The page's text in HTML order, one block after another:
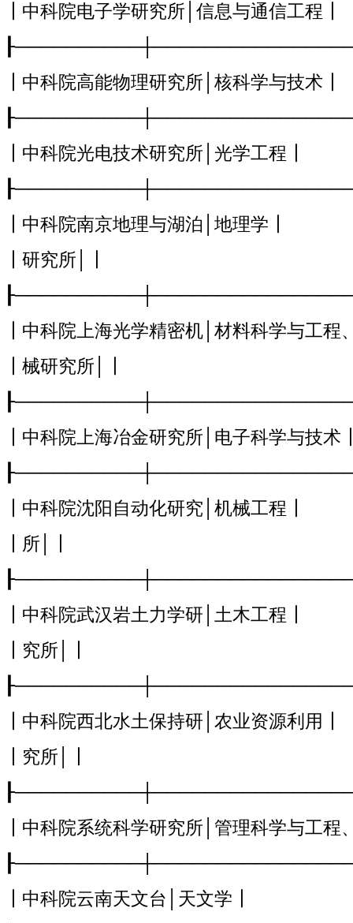
┃中科院电子学研究所│信息与通信工程┃
┃中科院高能物理研究所│核科学与技术┃
┃中科院光电技术研究所│光学工程┃
┃中科院南京地理与湖泊│地理学┃
┃研究所│┃
┃中科院上海光学精密机│材料科学与工
┃械研究所│┃
┃中科院上海冶金研究所│电子科学与技术
┃中科院沈阳自动化研究│机械工程┃
┃所│┃
┃中科院武汉岩土力学研│土木工程┃
┃究所│┃
┃中科院西北水土保持研│农业资源利用┃
┃究所│┃
┃中科院系统科学研究所│管理科学与工
┃中科院云南天文台│天文学┃